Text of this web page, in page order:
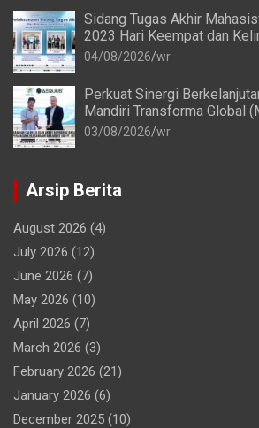
Sidang Tugas Akhir
2023 Hari Keempat dan
Lancar
04/08/2026 wr
Perkuat Sinergi
Mandiri Transforma Global
Perpanjang Perjanjian Kerja
03/08/2026 wr
Arsip Berita
August 2026 (4)
July 2026 (12)
June 2026 (7)
May 2026 (10)
April 2026 (7)
March 2026 (3)
February 2026 (21)
January 2026 (6)
December 2025 (10)